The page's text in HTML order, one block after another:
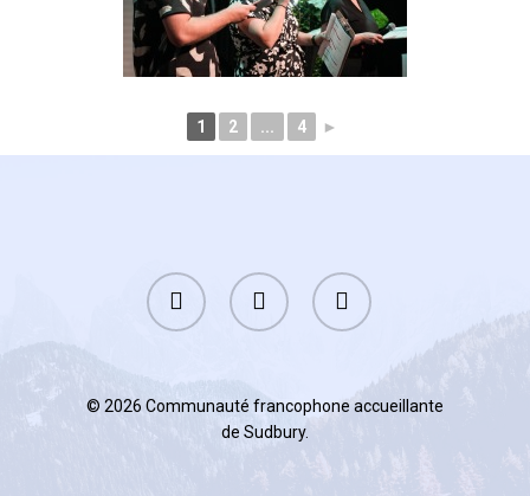
1 2 ... 4 ►
facebook youtube phone
© 2026 Communauté francophone accueillante
de Sudbury.